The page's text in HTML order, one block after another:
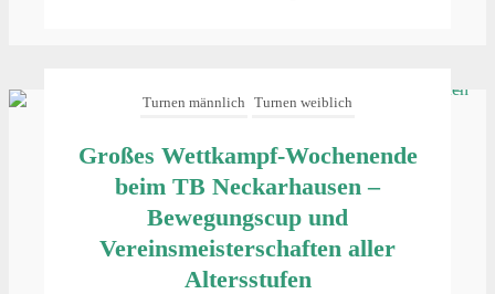
Turnen männlich Turnen weiblich
Großes Wettkampf-Wochenende
beim TB Neckarhausen –
Bewegungscup und
Vereinsmeisterschaften aller
Altersstufen